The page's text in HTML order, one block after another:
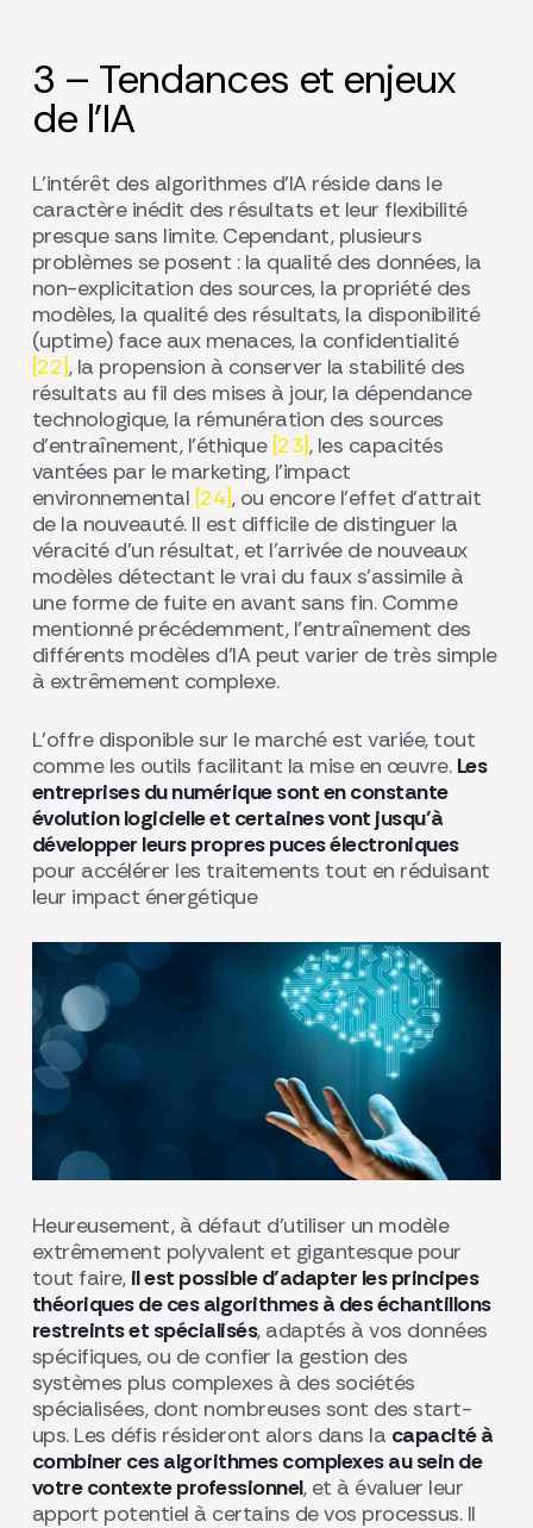
3 – Tendances et enjeux
de l’IA
L’intérêt des algorithmes d’IA réside dans le
caractère inédit des résultats et leur flexibilité
presque sans limite. Cependant, plusieurs
problèmes se posent : la qualité des données, la
non-explicitation des sources, la propriété des
modèles, la qualité des résultats, la disponibilité
(uptime) face aux menaces, la confidentialité
[22], la propension à conserver la stabilité des
résultats au fil des mises à jour, la dépendance
technologique, la rémunération des sources
d’entraînement, l’éthique [23], les capacités
vantées par le marketing, l’impact
environnemental [24], ou encore l’effet d’attrait
de la nouveauté. Il est difficile de distinguer la
véracité d’un résultat, et l’arrivée de nouveaux
modèles détectant le vrai du faux s’assimile à
une forme de fuite en avant sans fin. Comme
mentionné précédemment, l’entraînement des
différents modèles d’IA peut varier de très simple
à extrêmement complexe.
L’offre disponible sur le marché est variée, tout
comme les outils facilitant la mise en œuvre. Les
entreprises du numérique sont en constante
évolution logicielle et certaines vont jusqu’à
développer leurs propres puces électroniques
pour accélérer les traitements tout en réduisant
leur impact énergétique
Heureusement, à défaut d’utiliser un modèle
extrêmement polyvalent et gigantesque pour
tout faire, il est possible d’adapter les principes
théoriques de ces algorithmes à des échantillons
restreints et spécialisés, adaptés à vos données
spécifiques, ou de confier la gestion des
systèmes plus complexes à des sociétés
spécialisées, dont nombreuses sont des start-
ups. Les défis résideront alors dans la capacité à
combiner ces algorithmes complexes au sein de
votre contexte professionnel, et à évaluer leur
apport potentiel à certains de vos processus. Il